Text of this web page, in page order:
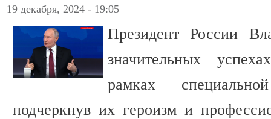
19 декабря, 2024 - 19:05
Президент России
значительных
рамках
подчеркнув их героизм и